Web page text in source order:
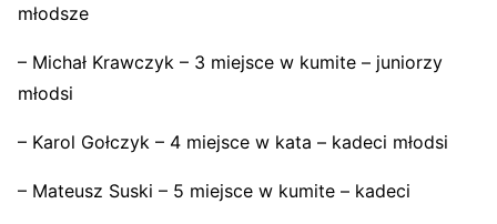
młodsze
– Michał Krawczyk – 3 miejsce w kumite – juniorzy
młodsi
– Karol Gołczyk – 4 miejsce w kata – kadeci młodsi
– Mateusz Suski – 5 miejsce w kumite – kadeci